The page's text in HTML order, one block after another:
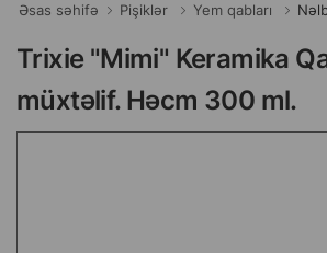
Əsas səhifə Pişiklər Yem qabları
Trixie "Mimi" Keramika
müxtəlif. Həcm 300 ml.